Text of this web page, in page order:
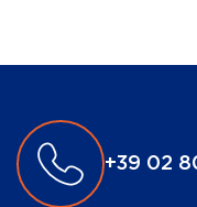
+39 02